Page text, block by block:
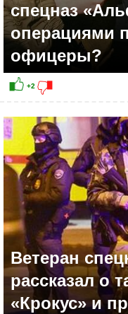
спецназ
операциями
офицеры?
Ветеран
рассказал о
«Крокус» и